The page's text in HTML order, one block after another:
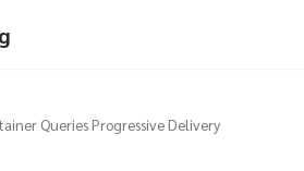
Queries Progressive Delivery